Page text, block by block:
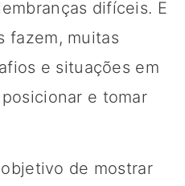
difíceis. E
fazem, muitas
e situações em
e tomar
de mostrar